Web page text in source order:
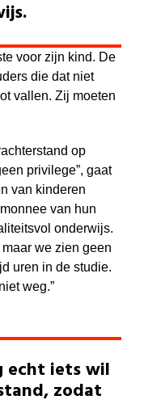
voor zijn kind. De
die dat niet
vallen. Zij moeten
op
privilege”, gaat
van kinderen
van hun
onderwijs.
we zien geen
uren in de studie.
weg.”
echt iets wil
zodat